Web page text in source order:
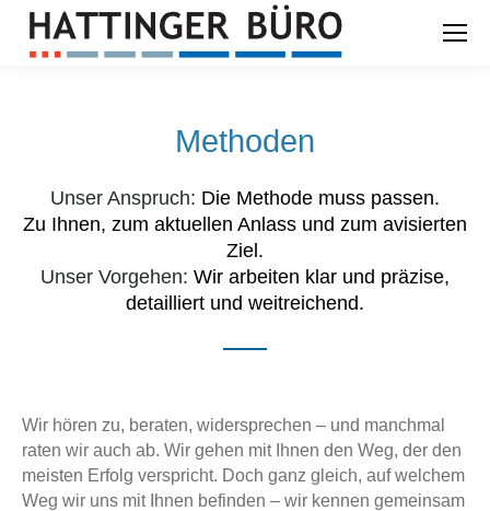
Methoden
Unser Anspruch: Die Methode muss passen.
Zu Ihnen, zum aktuellen Anlass und zum avisierten
Ziel.
Unser Vorgehen: Wir arbeiten klar und präzise,
detailliert und weitreichend.
Wir hören zu, beraten, widersprechen – und manchmal
raten wir auch ab. Wir gehen mit Ihnen den Weg, der den
meisten Erfolg verspricht. Doch ganz gleich, auf welchem
Weg wir uns mit Ihnen befinden – wir kennen gemeinsam